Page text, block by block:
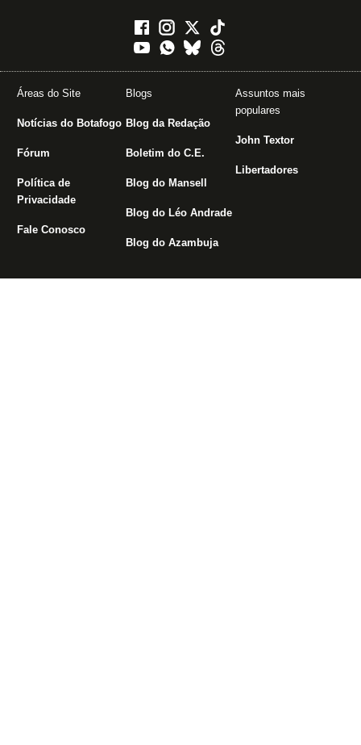
Áreas do Site
Notícias do Botafogo
Fórum
Política de
Privacidade
Fale Conosco
Blogs
Blog da Redação
Boletim do C.E.
Blog do Mansell
Blog do Léo Andrade
Blog do Azambuja
Assuntos mais
populares
John Textor
Libertadores